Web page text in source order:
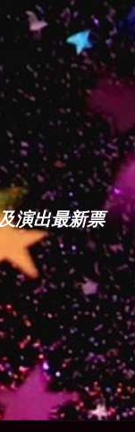
演出最新票